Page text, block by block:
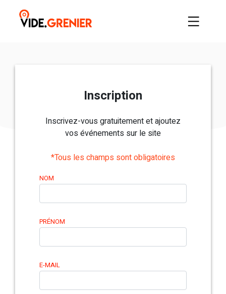
Inscription
Inscrivez-vous gratuitement et ajoutez
vos événements sur le site
*Tous les champs sont obligatoires
NOM
PRÉNOM
E-MAIL